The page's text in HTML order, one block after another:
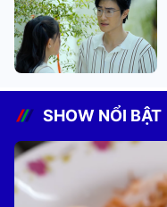
SHOW NỔI BẬT